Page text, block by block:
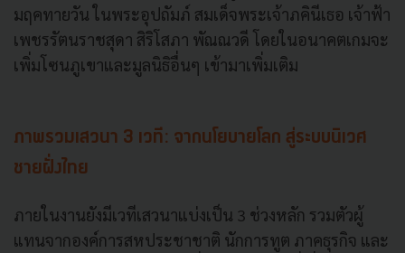
มฤคทายวัน ในพระอุปถัมภ์ สมเด็จพระเจ้าภคินีเธอ เจ้าฟ้า
เพชรรัตนราชสุดา สิริโสภา พัณณวดี โดยในอนาคตเกมจะ
เพิ่มโซนภูเขาและมูลนิธิอื่นๆ เข้ามาเพิ่มเติม
ภาพรวมเสวนา 3 เวที: จากนโยบายโลก สู่ระบบนิเวศ
ชายฝั่งไทย
ภายในงานยังมีเวทีเสวนาแบ่งเป็น 3 ช่วงหลัก รวมตัวผู้
แทนจากองค์การสหประชาชาติ นักการทูต ภาคธุรกิจ และ